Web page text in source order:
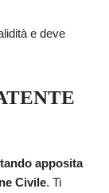
e deve
apposita
Civile. Ti